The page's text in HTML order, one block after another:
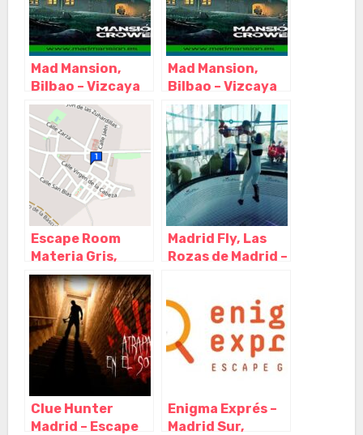
Mad Mansion,
Bilbao – Vizcaya
Mad Mansion,
Bilbao – Vizcaya
Escape Room
Materia Gris,
Villanueva de
Córdoba –
Córdoba
Madrid Fly, Las
Rozas de Madrid –
Clue Hunter
Madrid – Escape
Enigma Exprés –
Madrid Sur,